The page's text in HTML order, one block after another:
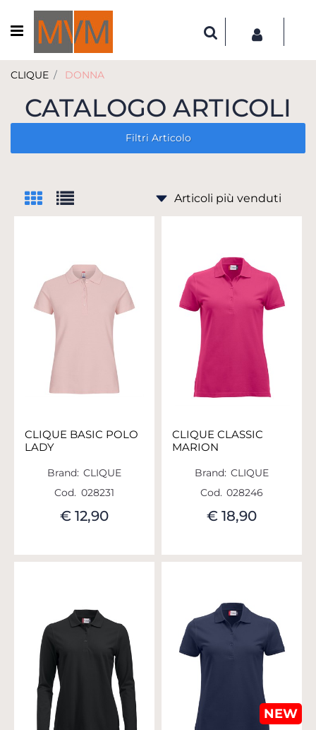
Open menu
CLIQUE DONNA
CATALOGO ARTICOLI
Filtri Articolo
CLIQUE BASIC POLO
LADY
Brand: CLIQUE
Cod. 028231
€ 12,90
CLIQUE CLASSIC
MARION
Brand: CLIQUE
Cod. 028246
€ 18,90
NEW